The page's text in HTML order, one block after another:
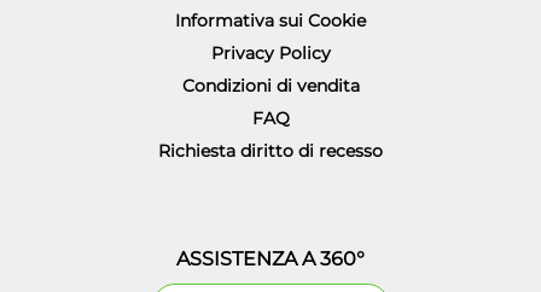
Informativa sui Cookie
Privacy Policy
Condizioni di vendita
FAQ
Richiesta diritto di recesso
ASSISTENZA A 360°